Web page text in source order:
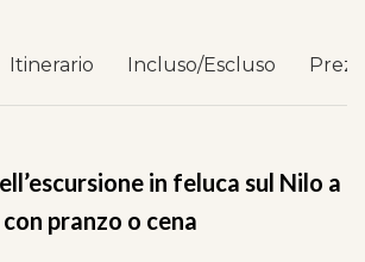
Itinerario Incluso/Escluso
in feluca sul Nilo a
pranzo o cena